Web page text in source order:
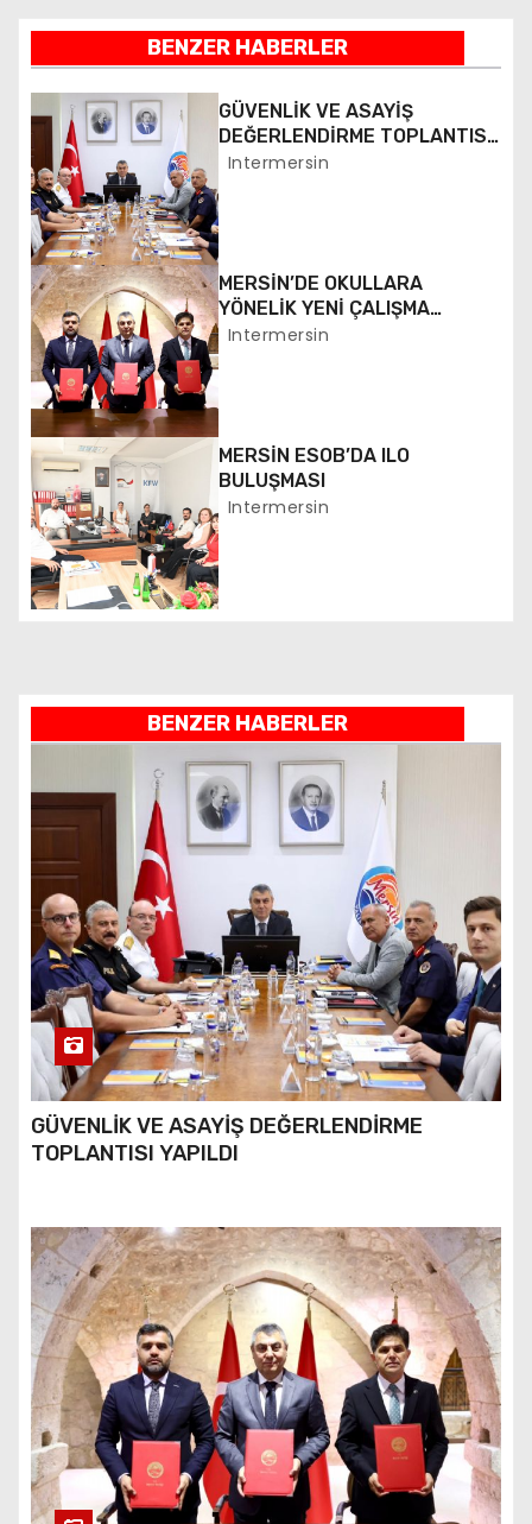
ı
g
e
z
i
n
m
e
s
i
BENZER HABERLER
GÜVENLİK VE ASAYİŞ
DEĞERLENDİRME TOPLANTISI
YAPILDI
Intermersin
MERSİN’DE OKULLARA
YÖNELİK YENİ ÇALIŞMA
BAŞLATILDI
Intermersin
MERSİN ESOB’DA ILO
BULUŞMASI
Intermersin
BENZER HABERLER
GÜVENLİK VE ASAYİŞ DEĞERLENDİRME
TOPLANTISI YAPILDI